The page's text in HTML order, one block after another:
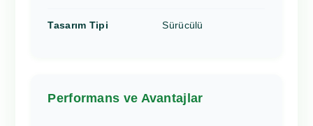
Tasarım Tipi Sürücülü
Performans ve Avantajlar